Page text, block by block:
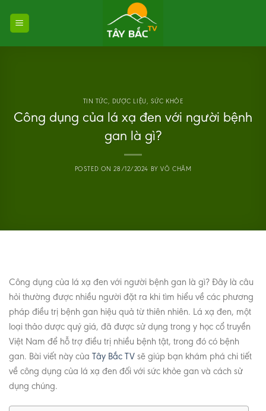
TIN TỨC DƯỢC LIỆU SỨC KHỎE
Công dụng của lá xạ đen với người bệnh
gan là gì?
POSTED ON28/12/2024 BYVÕ CHÂM
Công dụng của lá xạ đen với người bệnh gan là gì? Đây là câu
hỏi thường được nhiều người đặt ra khi tìm hiểu về các phương
pháp điều trị bệnh gan hiệu quả từ thiên nhiên. Lá xạ đen, một
loại thảo dược quý giá, đã được sử dụng trong y học cổ truyền
Việt Nam để hỗ trợ điều trị nhiều bệnh tật, trong đó có bệnh
gan. Bài viết này của Tây Bắc TV sẽ giúp bạn khám phá chi tiết
về công dụng của lá xạ đen đối với sức khỏe gan và cách sử
dụng chúng.